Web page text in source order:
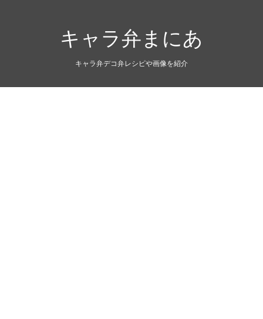
キャラ弁まにあ
キャラ弁デコ弁レシピや画像を紹介